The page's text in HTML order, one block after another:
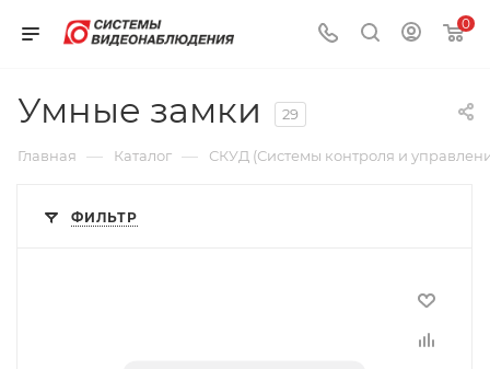
0
Умные замки 29
Главная — Каталог — СКУД (Системы контроля и
ФИЛЬТР